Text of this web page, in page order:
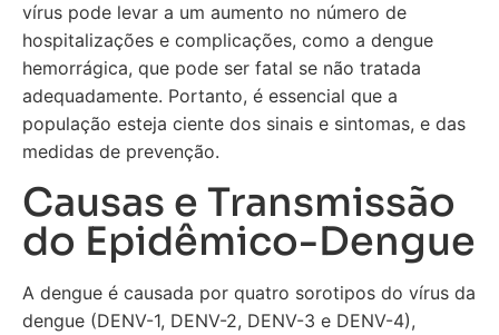
vírus pode levar a um aumento no número de
hospitalizações e complicações, como a dengue
hemorrágica, que pode ser fatal se não tratada
adequadamente. Portanto, é essencial que a
população esteja ciente dos sinais e sintomas, e das
medidas de prevenção.
Causas e Transmissão
do Epidêmico-Dengue
A dengue é causada por quatro sorotipos do vírus da
dengue (DENV-1, DENV-2, DENV-3 e DENV-4),